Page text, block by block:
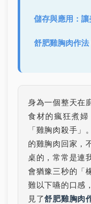
儲存與應用：讓
舒肥雞胸肉作
身為一個整天在
食材的瘋狂煮
「雞胸肉殺手
的雞胸肉回家，
桌的，常常是連
會猶豫三秒的「
難以下嚥的口感
見了舒肥雞胸肉